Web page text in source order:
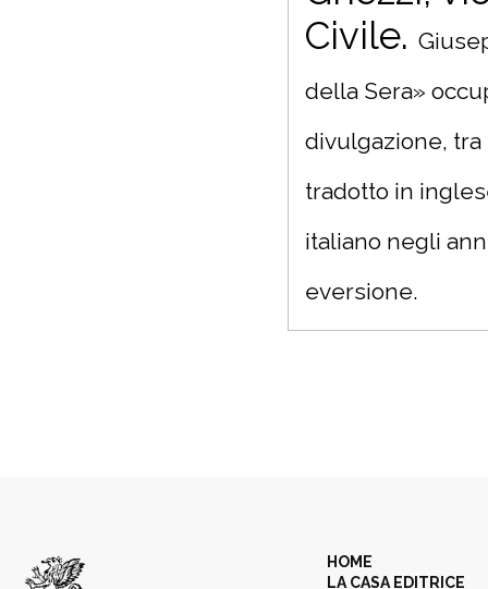
Civile.
della Sera»
divulgazione, tra
tradotto in
italiano negli
eversione.
HOME
LA CASA EDITRICE